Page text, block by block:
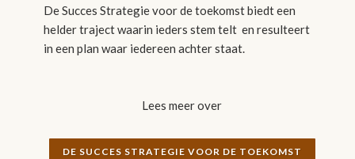
De Succes Strategie voor de toekomst biedt een
helder traject waarin ieders stem telt en resulteert
in een plan waar iedereen achter staat.
Lees meer over
DE SUCCES STRATEGIE VOOR DE TOEKOMST